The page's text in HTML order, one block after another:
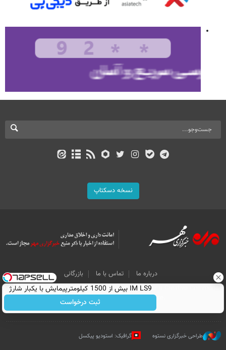
نسخه دسکتاپ
درباره ما تماس با ما
بازرگانی
All Content by Mehr News Agency is licensed under a Creative Commons
Attribution 4.0 International License.
طراحی خبرگزاری نستوه گرافیک: استودیو پیکسل
IM LS9 بیش از 1500 کیلومترپیمایش با یکبار شارژ
ثبت درخواست